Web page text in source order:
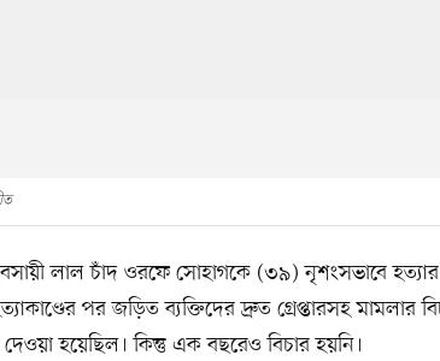
লাল চাঁদ ওরফে সোহাগকে (৩৯) নৃশংসভাবে
পর জড়িত ব্যক্তিদের দ্রুত গ্রেপ্তারসহ মামলার
দেওয়া হয়েছিল। কিন্তু এক বছরেও বিচার হয়নি।